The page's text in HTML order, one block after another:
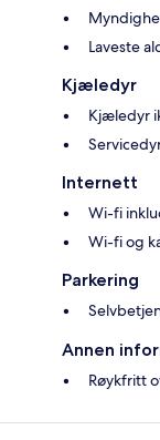
Laveste
Kjæledyr
Kjæledyr
Internett
Wi-fi
Wi-fi og
Parkering
Annen
Røykfritt